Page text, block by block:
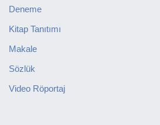
Deneme
Kitap Tanıtımı
Makale
Sözlük
Video Röportaj